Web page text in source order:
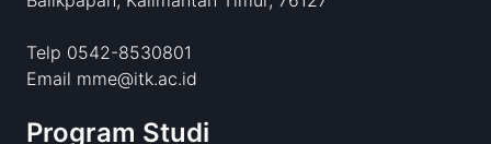
Telp 0542-8530801
Email mme@itk.ac.id
Program Studi